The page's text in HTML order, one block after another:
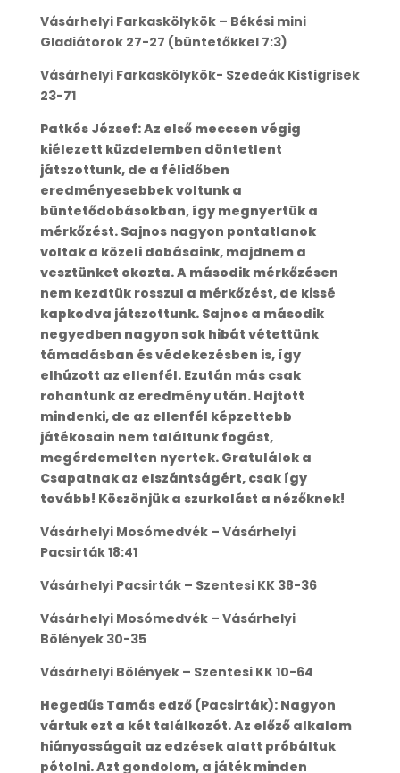
Vásárhelyi Farkaskölykök – Békési mini
Gladiátorok 27-27 (büntetőkkel 7:3)
Vásárhelyi Farkaskölykök- Szedeák Kistigrisek
23-71
Patkós József: Az első meccsen végig
kiélezett küzdelemben döntetlent
játszottunk, de a félidőben
eredményesebbek voltunk a
büntetődobásokban, így megnyertük a
mérkőzést. Sajnos nagyon pontatlanok
voltak a közeli dobásaink, majdnem a
vesztünket okozta. A második mérkőzésen
nem kezdtük rosszul a mérkőzést, de kissé
kapkodva játszottunk. Sajnos a második
negyedben nagyon sok hibát vétettünk
támadásban és védekezésben is, így
elhúzott az ellenfél. Ezután más csak
rohantunk az eredmény után. Hajtott
mindenki, de az ellenfél képzettebb
játékosain nem találtunk fogást,
megérdemelten nyertek. Gratulálok a
Csapatnak az elszántságért, csak így
tovább! Köszönjük a szurkolást a nézőknek!
Vásárhelyi Mosómedvék – Vásárhelyi
Pacsirták 18:41
Vásárhelyi Pacsirták – Szentesi KK 38-36
Vásárhelyi Mosómedvék – Vásárhelyi
Bölények 30-35
Vásárhelyi Bölények – Szentesi KK 10-64
Hegedűs Tamás edző (Pacsirták): Nagyon
vártuk ezt a két találkozót. Az előző alkalom
hiányosságait az edzések alatt próbáltuk
pótolni. Azt gondolom, a játék minden